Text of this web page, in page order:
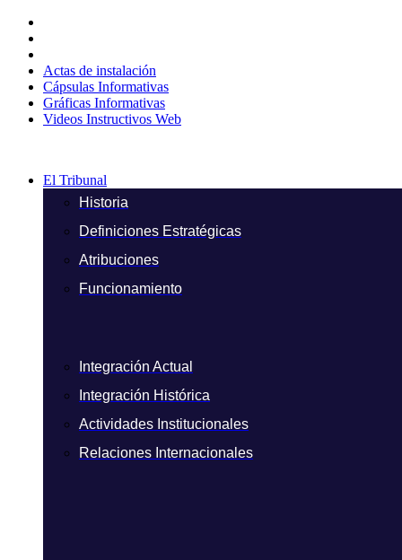
contenido
Actas de instalación
Cápsulas Informativas
Gráficas Informativas
Videos Instructivos Web
El Tribunal
Historia
Definiciones Estratégicas
Atribuciones
Funcionamiento
Integración Actual
Integración Histórica
Actividades Institucionales
Relaciones Internacionales